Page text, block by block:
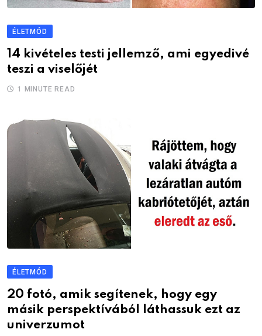
ÉLETMÓD
14 kivételes testi jellemző, ami egyedivé
teszi a viselőjét
1 MINUTE READ
ÉLETMÓD
20 fotó, amik segítenek, hogy egy
másik perspektívából láthassuk ezt az
univerzumot